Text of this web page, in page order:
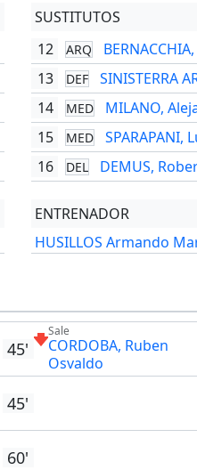
SUSTITUTOS
12
ARQ
13
DEF SINISTERRA
14 MED MILANO,
15 MED SPARAPANI,
16 DEL DEMUS,
ENTRENADOR
HUSILLOS Armando
45'
Sale
CORDOBA, Ruben
Osvaldo
45'
60'